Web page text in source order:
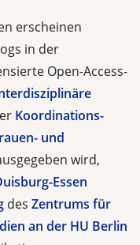
erscheinen
in der
Open-Access-
Koordinations-
und
wird,
Essen
des Zentrums für
an der HU Berlin